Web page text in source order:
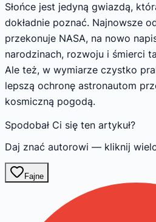
Słońce jest jedyną gwiazdą,
dokładnie poznać. Najnowsze
przekonuje NASA, na nowo
narodzinach, rozwoju i śmierci
Ale też, w wymiarze czystko
lepszą ochronę astronautom
kosmiczną pogodą.
Spodobał Ci się ten artykuł?
Daj znać autorowi — kliknij
Fajne